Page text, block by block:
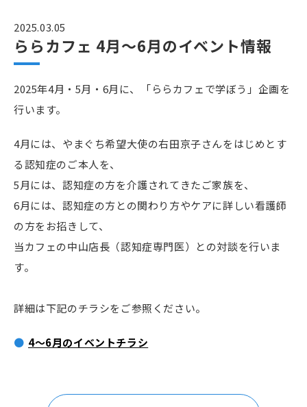
2025.03.05
ららカフェ 4月～6月のイベント情報
2025年4月・5月・6月に、「ららカフェで学ぼう」企画を
行います。
4月には、やまぐち希望大使の右田京子さんをはじめとす
る認知症のご本人を、
5月には、認知症の方を介護されてきたご家族を、
6月には、認知症の方との関わり方やケアに詳しい看護師
の方をお招きして、
当カフェの中山店長（認知症専門医）との対談を行いま
す。
詳細は下記のチラシをご参照ください。
4～6月のイベントチラシ